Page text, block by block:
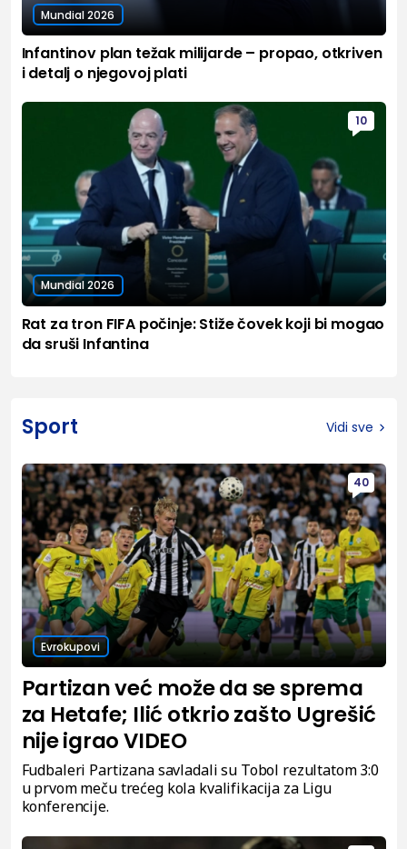
Mundial 2026
Infantinov plan težak milijarde – propao, otkriven
i detalj o njegovoj plati
10
Mundial 2026
Rat za tron FIFA počinje: Stiže čovek koji bi mogao
da sruši Infantina
Sport Vidi sve
40
Evrokupovi
Partizan već može da se sprema
za Hetafe; Ilić otkrio zašto Ugrešić
nije igrao VIDEO
Fudbaleri Partizana savladali su Tobol rezultatom 3:0
u prvom meču trećeg kola kvalifikacija za Ligu
konferencije.